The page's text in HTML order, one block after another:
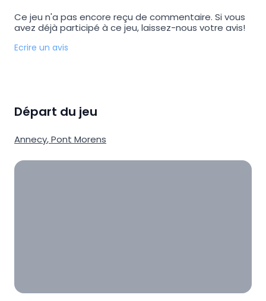
Ce jeu n'a pas encore reçu de commentaire. Si vous
avez déjà participé à ce jeu, laissez-nous votre avis!
Ecrire un avis
Départ du jeu
Annecy,Pont Morens